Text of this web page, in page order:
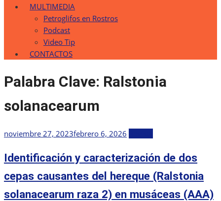
MULTIMEDIA
Petroglifos en Rostros
Podcast
Video Tip
CONTACTOS
Palabra Clave: Ralstonia
solanacearum
Publicada
noviembre 27, 2023febrero 6, 2026
Identificación y caracterización de dos
cepas causantes del hereque (Ralstonia
solanacearum raza 2) en musáceas (AAA)